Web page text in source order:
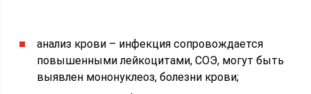
анализ крови – инфекция сопровождается
повышенными лейкоцитами, СОЭ, могут быть
выявлен мононуклеоз, болезни крови;